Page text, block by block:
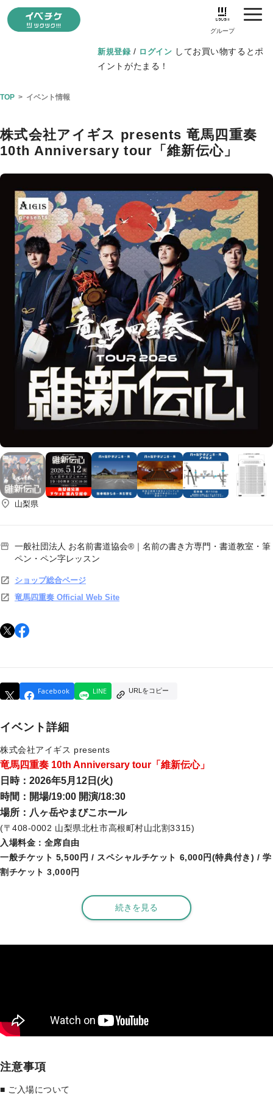
グループ
新規登録 / ログイン してお買い物するとポ
イントがたまる！
TOP > イベント情報
株式会社アイギス presents 竜馬四重奏
10th Anniversary tour「維新伝心」
山梨県
一般社団法人 お名前書道協会®︎｜名前の書き方専門・書道教室・筆
ペン・ペン字レッスン
ショップ総合ページ
竜馬四重奏 Official Web Site
Facebook LINE URLをコピー
イベント詳細
株式会社アイギス presents
竜馬四重奏 10th Anniversary tour「維新伝心」
日時：2026年5月12日(火)
時間：開場/19:00 開演/18:30
場所：八ヶ岳やまびこホール
(〒408-0002 山梨県北杜市高根町村山北割3315)
入場料金：全席自由
一般チケット 5,500円 / スペシャルチケット 6,000円(特典付き) / 学
割チケット 3,000円
われる全国ツアー”維新伝心”の公演です。
「古きを伝え新しきを奏でる」というコンセプトのもと、
■ アーティスト紹介（竜馬四重奏）
続きを見る
注意事項
■ ご入場について